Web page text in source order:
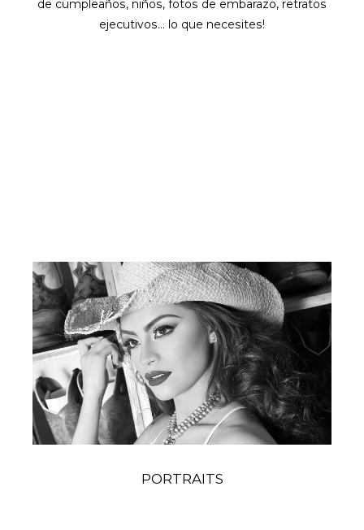
de cumpleaños, niños, fotos de embarazo, retratos
ejecutivos... lo que necesites!
PORTRAITS